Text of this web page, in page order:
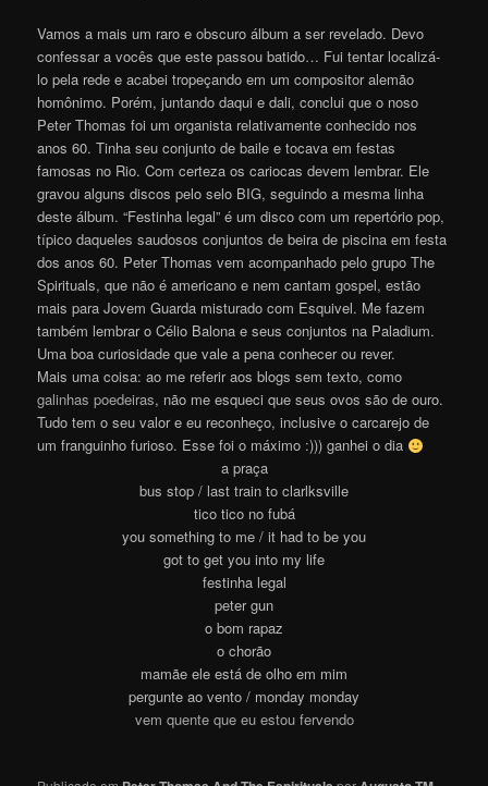
Vamos a mais um raro e obscuro álbum a ser revelado. Devo
confessar a vocês que este passou batido… Fui tentar localizá-
lo pela rede e acabei tropeçando em um compositor alemão
homônimo. Porém, juntando daqui e dali, conclui que o noso
Peter Thomas foi um organista relativamente conhecido nos
anos 60. Tinha seu conjunto de baile e tocava em festas
famosas no Rio. Com certeza os cariocas devem lembrar. Ele
gravou alguns discos pelo selo BIG, seguindo a mesma linha
deste álbum. “Festinha legal” é um disco com um repertório pop,
típico daqueles saudosos conjuntos de beira de piscina em festa
dos anos 60. Peter Thomas vem acompanhado pelo grupo The
Spirituals, que não é americano e nem cantam gospel, estão
mais para Jovem Guarda misturado com Esquivel. Me fazem
também lembrar o Célio Balona e seus conjuntos na Paladium.
Uma boa curiosidade que vale a pena conhecer ou rever.
Mais uma coisa: ao me referir aos blogs sem texto, como
galinhas poedeiras, não me esqueci que seus ovos são de ouro.
Tudo tem o seu valor e eu reconheço, inclusive o carcarejo de
um franguinho furioso. Esse foi o máximo :))) ganhei o dia
a praça
bus stop / last train to clarlksville
tico tico no fubá
you something to me / it had to be you
got to get you into my life
festinha legal
peter gun
o bom rapaz
o chorão
mamãe ele está de olho em mim
pergunte ao vento / monday monday
vem quente que eu estou fervendo